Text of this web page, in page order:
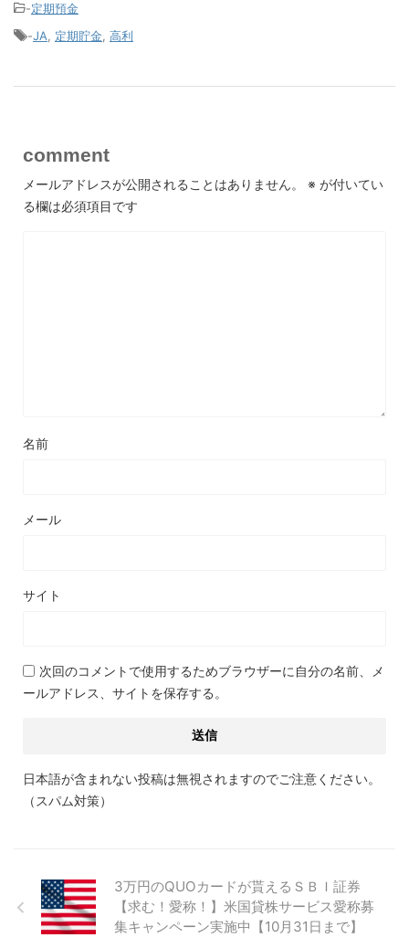
-定期預金
-JA, 定期貯金, 高利
comment
メールアドレスが公開されることはありません。 ※ が付いてい
る欄は必須項目です
名前
メール
サイト
次回のコメントで使用するためブラウザーに自分の名前、メ
ールアドレス、サイトを保存する。
日本語が含まれない投稿は無視されますのでご注意ください。
（スパム対策）
3万円のQUOカードが貰えるＳＢＩ証券
【求む！愛称！】米国貸株サービス愛称募
集キャンペーン実施中【10月31日まで】